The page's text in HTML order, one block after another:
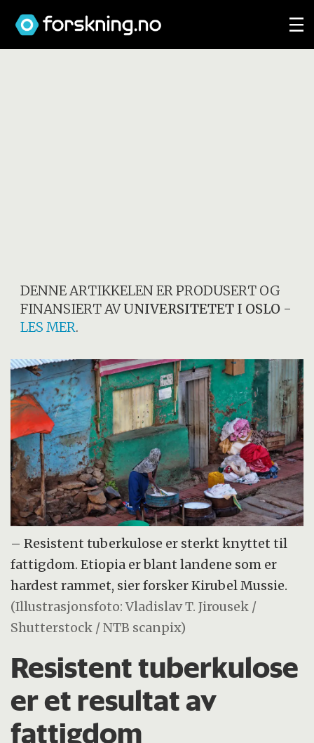
DENNE ARTIKKELEN ER PRODUSERT OG
FINANSIERT AVUNIVERSITETET I OSLO -
LES MER.
– Resistent tuberkulose er sterkt knyttet til
fattigdom. Etiopia er blant landene som er
hardest rammet, sier forsker Kirubel Mussie.
(Illustrasjonsfoto: Vladislav T. Jirousek /
Shutterstock / NTB scanpix)
Resistent tuberkulose
er et resultat av
fattigdom